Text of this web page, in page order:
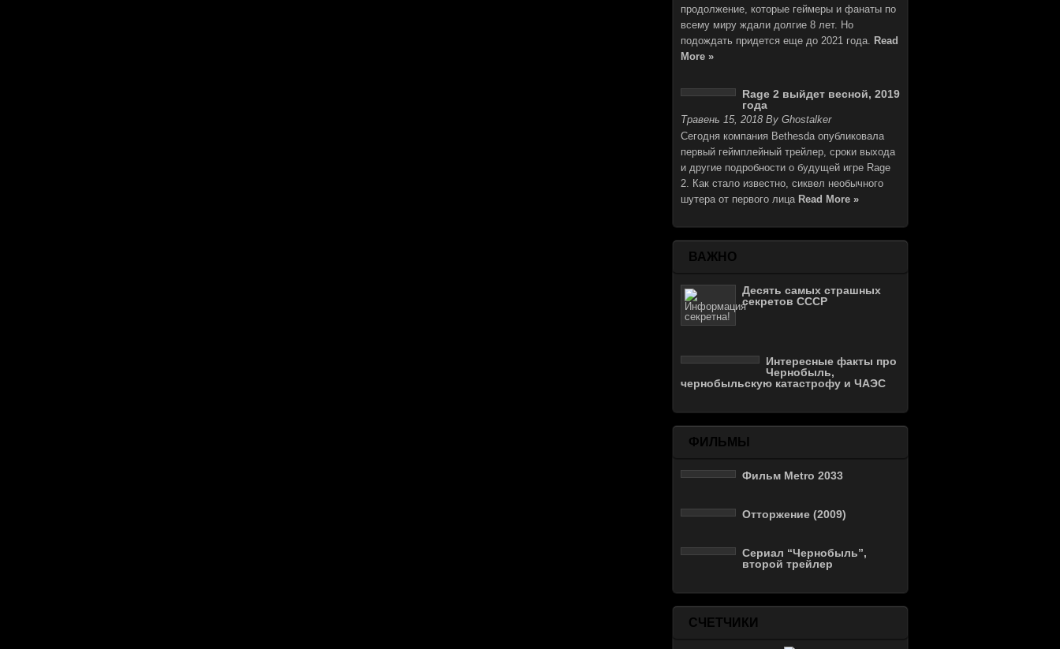
продолжение, которые геймеры и фанаты по
всему миру ждали долгие 8 лет. Но
подождать придется еще до 2021 года. Read
More »
Rage 2 выйдет весной, 2019
года
Травень 15, 2018 By Ghostalker
Cегодня компания Bethesda опубликовала
первый геймплейный трейлер, сроки выхода
и другие подробности о будущей игре Rage
2. Как стало известно, сиквел необычного
шутера от первого лица Read More »
ВАЖНО
Десять самых страшных
секретов СССР
Интересные факты про
Чернобыль,
чернобыльскую катастрофу и ЧАЭС
ФИЛЬМЫ
Фильм Metro 2033
Отторжение (2009)
Сериал “Чернобыль”,
второй трейлер
СЧЕТЧИКИ